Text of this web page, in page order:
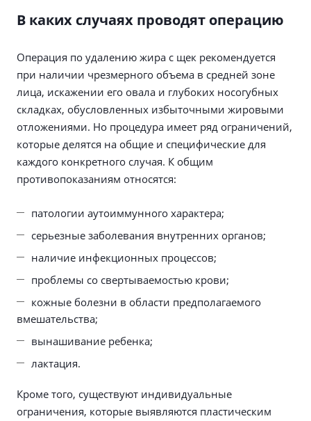
В каких случаях проводят операцию
Операция по удалению жира с щек рекомендуется
при наличии чрезмерного объема в средней зоне
лица, искажении его овала и глубоких носогубных
складках, обусловленных избыточными жировыми
отложениями. Но процедура имеет ряд ограничений,
которые делятся на общие и специфические для
каждого конкретного случая. К общим
противопоказаниям относятся:
патологии аутоиммунного характера;
серьезные заболевания внутренних органов;
наличие инфекционных процессов;
проблемы со свертываемостью крови;
кожные болезни в области предполагаемого
вмешательства;
вынашивание ребенка;
лактация.
Кроме того, существуют индивидуальные
ограничения, которые выявляются пластическим